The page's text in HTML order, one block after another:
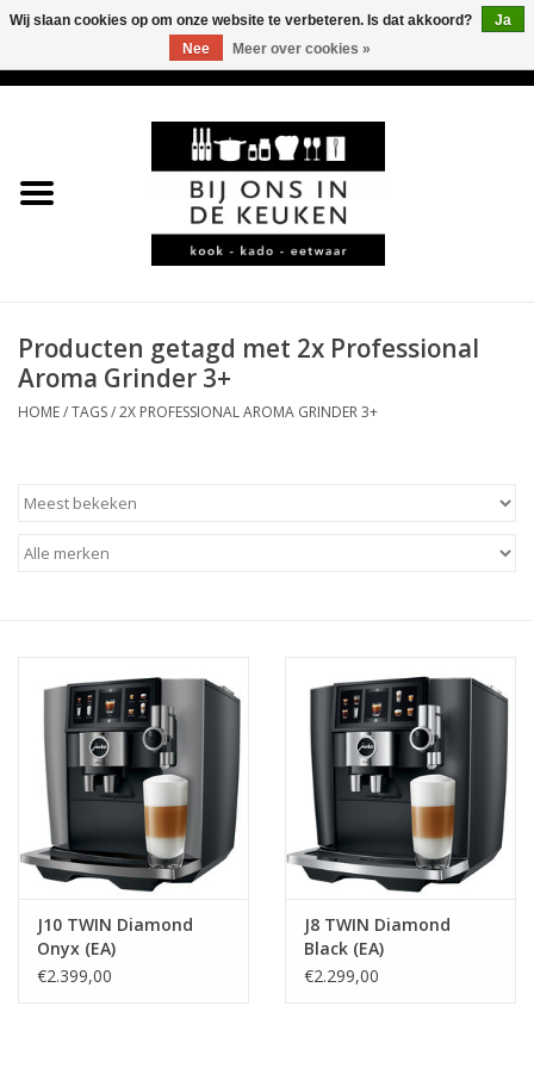
LEKKER
KOFFIE
*KADO*
BLOG: "jarig!!"
Producten getagd met 2x Professional
Aroma Grinder 3+
HOME/TAGS/2X PROFESSIONAL AROMA GRINDER 3+
J10 TWIN Diamond
Onyx (EA)
€2.399,00
J8 TWIN Diamond
Black (EA)
€2.299,00
Wij slaan cookies op om onze website te verbeteren. Is dat akkoord?
Ja
Nee
Meer over cookies »